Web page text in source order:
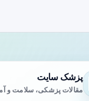
پزشک سایت
مقالات پزشکی، سلامت و